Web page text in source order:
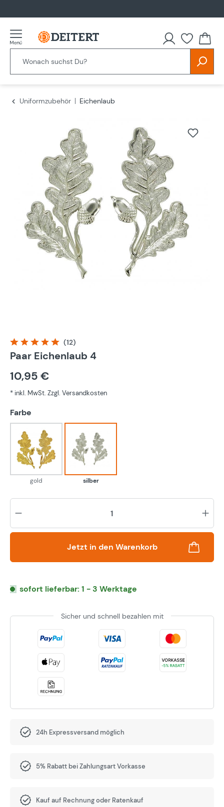
Uniformzubehör
Eichenlaub
Durchschnittliche Bewertung von 5 von 5 Sternen
(12)
Paar Eichenlaub 4
10,95 €
* inkl. MwSt. Zzgl. Versandkosten
Farbe
gold
gold
silber
silber
Jetzt in den Warenkorb
sofort lieferbar: 1 - 3 Werktage
Sicher und schnell bezahlen mit
24h Expressversand möglich
5% Rabatt bei Zahlungsart Vorkasse
Kauf auf Rechnung oder Ratenkauf